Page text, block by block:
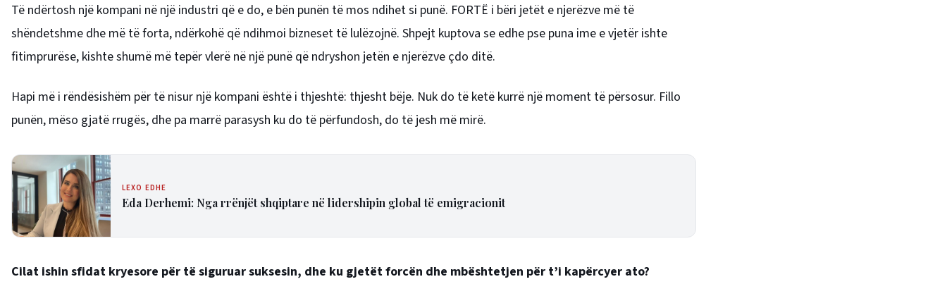
Të ndërtosh një kompani në një industri që e do, e bën punën të mos ndihet si punë. FORTË i bëri jetët e njerëzve më të
shëndetshme dhe më të forta, ndërkohë që ndihmoi bizneset të lulëzojnë. Shpejt kuptova se edhe pse puna ime e vjetër ishte
fitimprurëse, kishte shumë më tepër vlerë në një punë që ndryshon jetën e njerëzve çdo ditë.
Hapi më i rëndësishëm për të nisur një kompani është i thjeshtë: thjesht bëje. Nuk do të ketë kurrë një moment të përsosur. Fillo
punën, mëso gjatë rrugës, dhe pa marrë parasysh ku do të përfundosh, do të jesh më mirë.
LEXO EDHE
Eda Derhemi: Nga rrënjët shqiptare në lidershipin global të emigracionit
Cilat ishin sfidat kryesore për të siguruar suksesin, dhe ku gjetët forcën dhe mbështetjen për t’i kapërcyer ato?